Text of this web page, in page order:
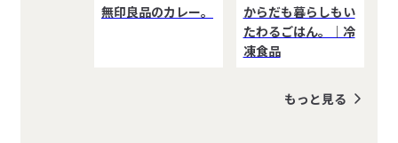
無印良品のカレー。
からだも暮らしもい
たわるごはん。｜冷
凍食品
もっと見る